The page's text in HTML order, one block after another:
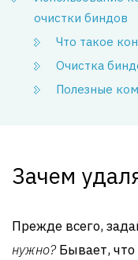
очистки биндов
Что такое
Очистка
Полезные
Зачем
Прежде всего,
нужно?Бывает,